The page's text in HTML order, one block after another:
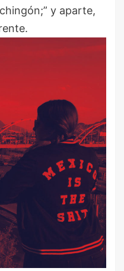
y aparte,